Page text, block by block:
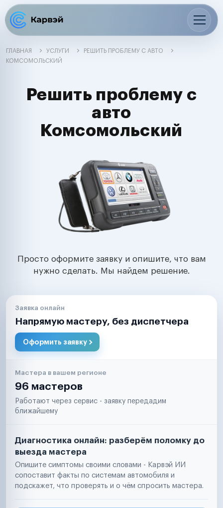
ГЛАВНАЯ УСЛУГИ
РЕШИТЬ ПРОБЛЕМУ С АВТО
КОМСОМОЛЬСКИЙ
Решить проблему с
авто
Комсомольский
Просто оформите заявку и опишите, что вам
нужно сделать. Мы найдем решение.
Заявка онлайн
Напрямую мастеру, без диспетчера
Оформить заявку
Мастера в вашем регионе
96 мастеров
Работают через сервис - заявку передадим
ближайшему
Диагностика онлайн: разберём поломку до
выезда мастера
Опишите симптомы своими словами - Карвэй ИИ
сопоставит факты по системам автомобиля и
подскажет, что проверять и о чём спросить мастера.